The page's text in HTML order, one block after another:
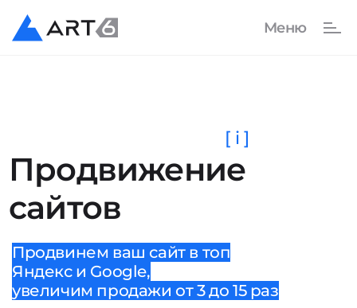
Продвижение
сайтов
[ i ]
Продвинем ваш сайт в топ
Яндекс и Google,
увеличим продажи от 3 до 15 раз